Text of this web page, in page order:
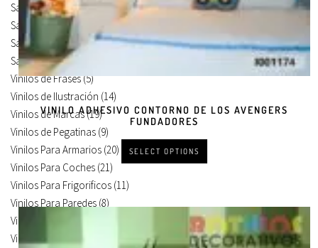
VINILO ADHESIVO CONTORNO DE LOS AVENGERS
FUNDADORES
SELECT OPTIONS
Salón(224)
Salón Corte
(58)
Salón Devastado(3)
Salón Mural(163)
Vinilos de Frases(5)
Vinilos de Ilustración (14)
Vinilos de Marcas(19)
Vinilos de Pegatinas (9)
Vinilos Para Armarios (20)
Vinilos Para Coches (21)
Vinilos Para Frigorificos (11)
Vinilos Para Paredes (8)
Vinilos Para Puertas
Vinilos Para Suelos